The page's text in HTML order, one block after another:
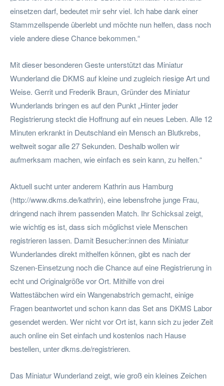
einsetzen darf, bedeutet mir sehr viel. Ich habe dank einer
Stammzellspende überlebt und möchte nun helfen, dass noch
viele andere diese Chance bekommen.“
Mit dieser besonderen Geste unterstützt das Miniatur
Wunderland die DKMS auf kleine und zugleich riesige Art und
Weise. Gerrit und Frederik Braun, Gründer des Miniatur
Wunderlands bringen es auf den Punkt „Hinter jeder
Registrierung steckt die Hoffnung auf ein neues Leben. Alle 12
Minuten erkrankt in Deutschland ein Mensch an Blutkrebs,
weltweit sogar alle 27 Sekunden. Deshalb wollen wir
aufmerksam machen, wie einfach es sein kann, zu helfen.“
Aktuell sucht unter anderem Kathrin aus Hamburg
(http://www.dkms.de/kathrin), eine lebensfrohe junge Frau,
dringend nach ihrem passenden Match. Ihr Schicksal zeigt,
wie wichtig es ist, dass sich möglichst viele Menschen
registrieren lassen. Damit Besucher:innen des Miniatur
Wunderlandes direkt mithelfen können, gibt es nach der
Szenen-Einsetzung noch die Chance auf eine Registrierung in
echt und Originalgröße vor Ort. Mithilfe von drei
Wattestäbchen wird ein Wangenabstrich gemacht, einige
Fragen beantwortet und schon kann das Set ans DKMS Labor
gesendet werden. Wer nicht vor Ort ist, kann sich zu jeder Zeit
auch online ein Set einfach und kostenlos nach Hause
bestellen, unter dkms.de/registrieren.
Das Miniatur Wunderland zeigt, wie groß ein kleines Zeichen